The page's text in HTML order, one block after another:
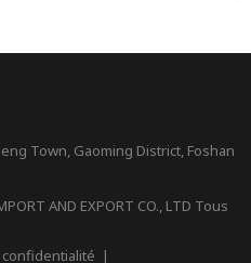
Town, Gaoming District, Foshan
AND EXPORT CO., LTD Tous
|